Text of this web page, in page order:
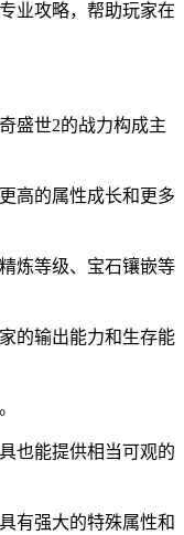
业攻略，帮助玩家在
盛世2的战力构成主
高的属性成长和更多
炼等级、宝石镶嵌等
的输出能力和生存能
也能提供相当可观的
有强大的特殊属性和